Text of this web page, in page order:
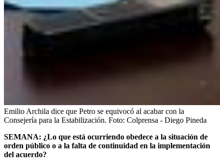
Emilio Archila dice que Petro se equivocó al acabar con la
Consejería para la Estabilización. Foto: Colprensa - Diego Pineda
SEMANA: ¿Lo que está ocurriendo obedece a la situación de
orden público o a la falta de continuidad en la implementación
del acuerdo?